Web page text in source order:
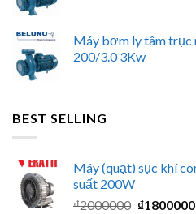
Máy bơm ly tâm trục
200/3.0 3Kw
BEST SELLING
Máy (quạt) sục khí
suất 200W
₫2000000 Giá
₫1800000